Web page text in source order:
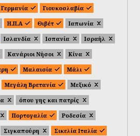
Γερμανία
Γιουκοσλαβία
Η.Π.Α Θιβέτ
Ιαπωνία
Ισλανδία Ισπανία
Ισραήλ
Κανάριοι Νήσοι
Κίνα
Μαλαισία
Μάλι
Μεγάλη Βρετανία
Μεξικό
όπου γης και πατρίς
Πορτογαλία
Ροδεσία
Σιγκαπούρη
Σικελία Ιταλία